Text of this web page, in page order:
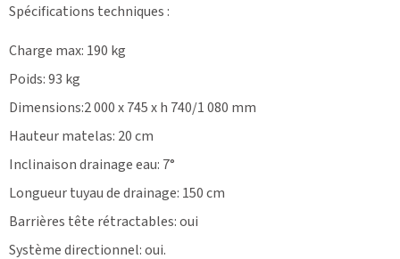
Spécifications techniques :
Charge max: 190 kg
Poids: 93 kg
Dimensions:2 000 x 745 x h 740/1 080 mm
Hauteur matelas: 20 cm
Inclinaison drainage eau: 7°
Longueur tuyau de drainage: 150 cm
Barrières tête rétractables: oui
Système directionnel: oui.